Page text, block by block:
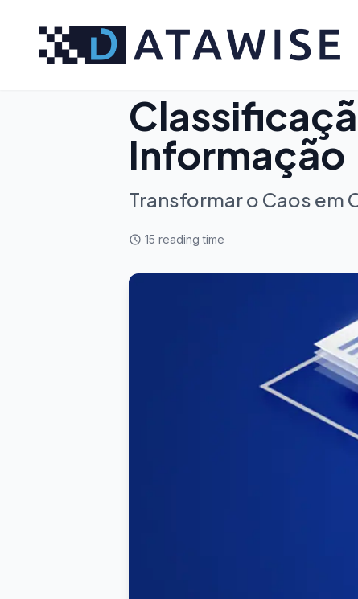
Informação
Transformar o Caos
15 reading time